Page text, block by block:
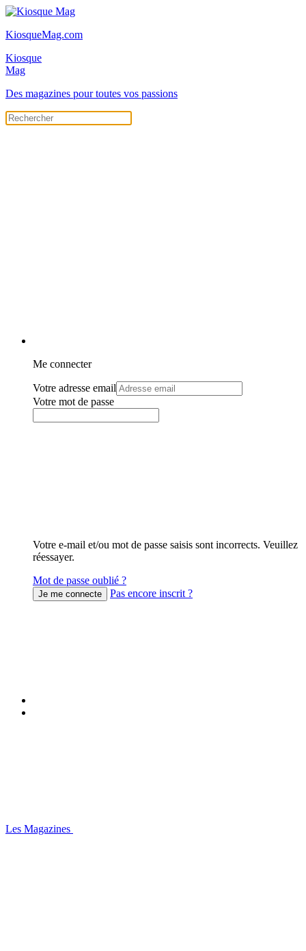
KiosqueMag.com
Kiosque
Mag
Des magazines pour toutes vos passions
Me connecter
Votre adresse email
Votre mot de passe
Votre e-mail et/ou mot de passe saisis sont incorrects. Veuillez
réessayer.
Mot de passe oublié ?
Pas encore inscrit ?
Les Magazines